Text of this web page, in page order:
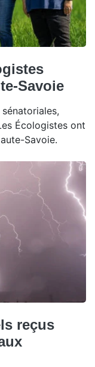
Savoie
Écologistes ont
Savoie.
reçus